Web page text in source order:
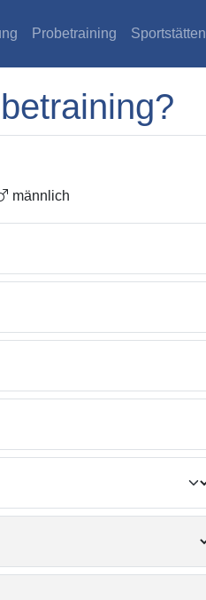
Probetraining Sportstätten
männlich